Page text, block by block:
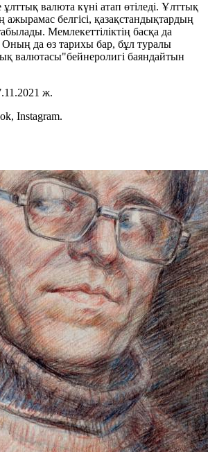
ұлттық валюта күні атап өтіледі. Ұлттық
ажырамас белгісі, қазақстандықтардың
Мемлекеттіліктің басқа да
Оның да өз тарихы бар, бұл туралы
валютасы"бейнеролигі баяндайтын
ж.
Instagram.